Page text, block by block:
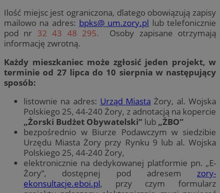
Ilość miejsc jest ograniczona, dlatego obowiązują zapisy
mailowo na adres: bpks@ um.zory.pl lub telefonicznie
pod nr 32 43 48 295. Osoby zapisane otrzymają
informację zwrotną.
Każdy mieszkaniec może zgłosić jeden projekt, w
terminie od 27 lipca do 10 sierpnia w następujący
sposób:
listownie na adres: Urząd Miasta Żory, al. Wojska
Polskiego 25, 44-240 Żory, z adnotacją na kopercie
„Żorski Budżet Obywatelski” lub „ŻBO”
bezpośrednio w Biurze Podawczym w siedzibie
Urzędu Miasta Żory przy Rynku 9 lub al. Wojska
Polskiego 25, 44-240 Żory,
elektronicznie na dedykowanej platformie pn. „E-
Żory”, dostępnej pod adresem zory-
ekonsultacje.eboi.pl, przy czym formularz